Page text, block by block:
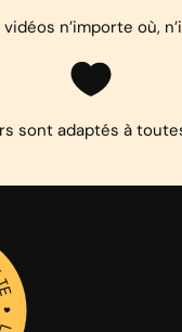
n’importe où,
sont adaptés à